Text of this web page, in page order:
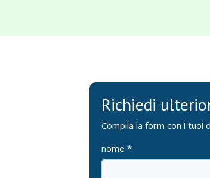
Richiedi
Compila la form con i tuoi
nome *